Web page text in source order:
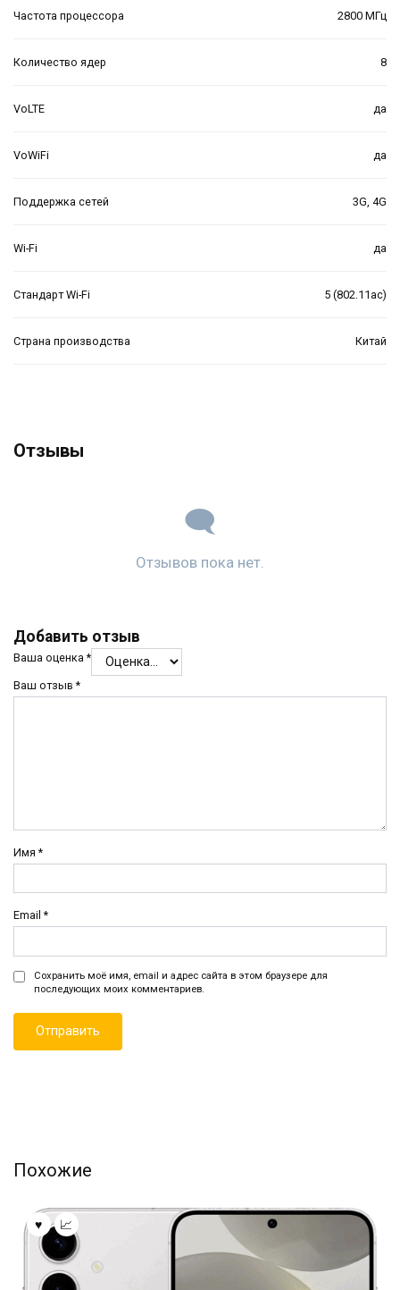
Частота процессора 2800 МГц
Количество ядер 8
VoLTE да
VoWiFi да
Поддержка сетей 3G, 4G
Wi-Fi да
Стандарт Wi-Fi 5 (802.11ac)
Страна производства Китай
Отзывы
Отзывов пока нет.
Добавить отзыв
Ваша оценка*
Ваш отзыв*
Имя*
Email*
Сохранить моё имя, email и адрес сайта в этом браузере для
последующих моих комментариев.
Похожие